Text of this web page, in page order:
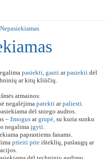
Nepasiekiamas
pasiekti, gauti arpasiekti dėl
ar kitų kliūčių.
atmainos:
negalėjima patektiarpaliesti.
dėl sniego audros.
– žmogusargrupė, su kuria sunku
negalima įgyti.
paprastiems fanams.
prieiti prieišteklių, paslaugų ar